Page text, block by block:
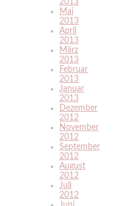
2013
Mai
2013
April
2013
März
2013
Februar
2013
Januar
2013
Dezember
2012
November
2012
September
2012
August
2012
Juli
2012